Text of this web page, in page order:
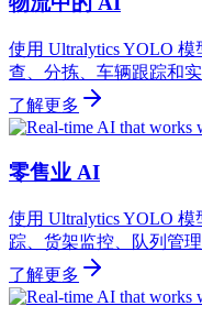
使用 Ultralytics YOLO
查、分拣、车辆跟踪和
了解更多
零售业 AI
使用 Ultralytics YOLO
踪、货架监控、队列管
了解更多